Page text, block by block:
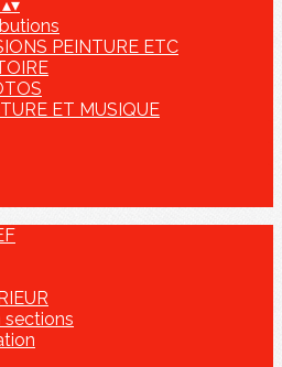
▴▾
PEINTURE ETC
ET MUSIQUE
sections